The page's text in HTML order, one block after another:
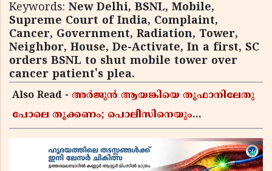
Keywords: New Delhi, BSNL, Mobile,
Supreme Court of India, Complaint,
Cancer, Government, Radiation, Tower,
Neighbor, House, De-Activate, In a first, SC
orders BSNL to shut mobile tower over
cancer patient's plea.
Also Read - അർജുൻ ആയങ്കിയെ തൂഫാനിലേതു
പോലെ തൂക്കണം; പൊലീസിനെയും
ജയരാജൻ